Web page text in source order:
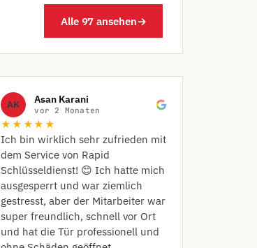
Alle 97 ansehen→
AK Asan Karani
vor 2 Monaten
★★★★★
Ich bin wirklich sehr zufrieden mit
dem Service von Rapid
Schlüsseldienst! 😊 Ich hatte mich
ausgesperrt und war ziemlich
gestresst, aber der Mitarbeiter war
super freundlich, schnell vor Ort
und hat die Tür professionell und